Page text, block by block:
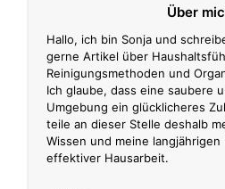
Über
Hallo, ich bin Sonja und
gerne Artikel über
Reinigungsmethoden und
Ich glaube, dass eine saubere
Umgebung ein glücklicheres
teile an dieser Stelle deshalb
Wissen und meine
effektiver Hausarbeit.